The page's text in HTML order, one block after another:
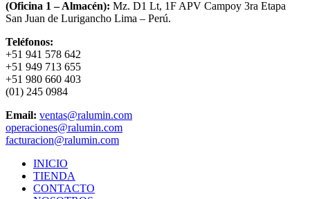
(Oficina 1 – Almacén): Mz. D1 Lt, 1F APV Campoy 3ra Etapa
San Juan de Lurigancho Lima – Perú.
Teléfonos:
+51 941 578 642
+51 949 713 655
+51 980 660 403
(01) 245 0984
Email: ventas@ralumin.com
operaciones@ralumin.com
facturacion@ralumin.com
INICIO
TIENDA
CONTACTO